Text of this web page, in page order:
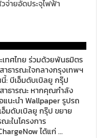
จ่ายอัดประจุไฟฟ้า
เทศไทย ร่วมด้วยพันธมิตร
ธารณะใจกลางกรุงเทพฯ
: บีเอ็มดับเบิลยู กรุ๊ป
าธารณะ หากคุณกำลัง
นะนำ Wallpaper รูปรถ
มดับเบิลยู กรุ๊ป ขยาย
ะในโครงการ
ได้แก่ …